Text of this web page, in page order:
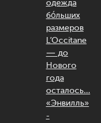
одежда
бóльших
размеров
L’Occitane
— до
Нового
года
осталось…
«Энвилль»
-